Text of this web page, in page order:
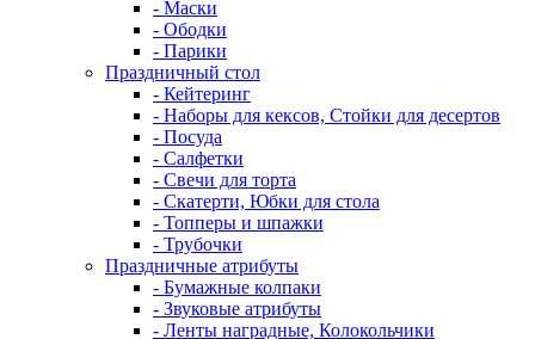
- Маски
- Ободки
- Парики
Праздничный стол
- Кейтеринг
- Наборы для кексов, Стойки для десертов
- Посуда
- Салфетки
- Свечи для торта
- Скатерти, Юбки для стола
- Топперы и шпажки
- Трубочки
Праздничные атрибуты
- Бумажные колпаки
- Звуковые атрибуты
- Ленты наградные, Колокольчики